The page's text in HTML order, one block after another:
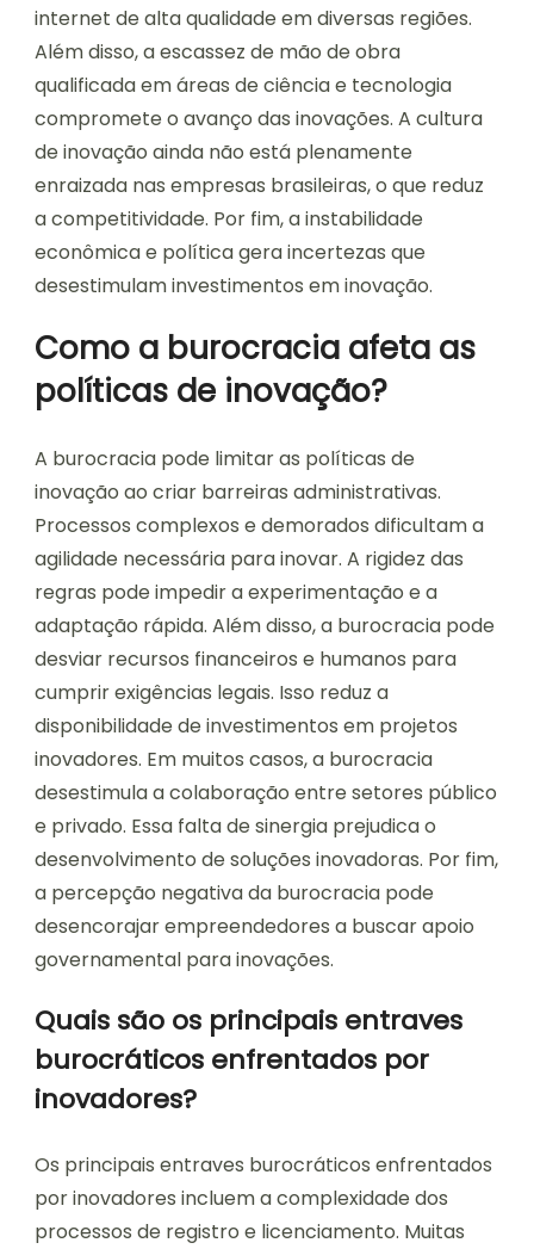
internet de alta qualidade em diversas regiões.
Além disso, a escassez de mão de obra
qualificada em áreas de ciência e tecnologia
compromete o avanço das inovações. A cultura
de inovação ainda não está plenamente
enraizada nas empresas brasileiras, o que reduz
a competitividade. Por fim, a instabilidade
econômica e política gera incertezas que
desestimulam investimentos em inovação.
Como a burocracia afeta as
políticas de inovação?
A burocracia pode limitar as políticas de
inovação ao criar barreiras administrativas.
Processos complexos e demorados dificultam a
agilidade necessária para inovar. A rigidez das
regras pode impedir a experimentação e a
adaptação rápida. Além disso, a burocracia pode
desviar recursos financeiros e humanos para
cumprir exigências legais. Isso reduz a
disponibilidade de investimentos em projetos
inovadores. Em muitos casos, a burocracia
desestimula a colaboração entre setores público
e privado. Essa falta de sinergia prejudica o
desenvolvimento de soluções inovadoras. Por fim,
a percepção negativa da burocracia pode
desencorajar empreendedores a buscar apoio
governamental para inovações.
Quais são os principais entraves
burocráticos enfrentados por
inovadores?
Os principais entraves burocráticos enfrentados
por inovadores incluem a complexidade dos
processos de registro e licenciamento. Muitas